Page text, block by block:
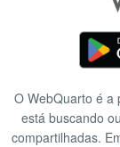
O WebQuarto é a
está buscando
compartilhadas.